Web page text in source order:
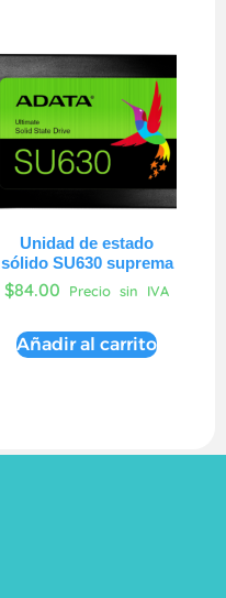
Unidad de estado
sólido SU630 suprema
$84.00 Precio sin IVA
Añadir al carrito